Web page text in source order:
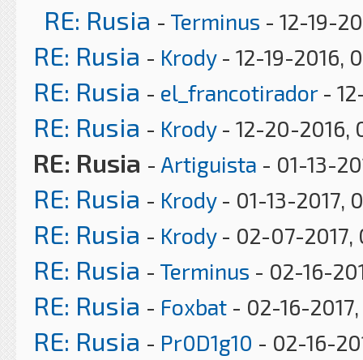
RE: Rusia - Terminus - 12-19-
RE: Rusia - Krody- 12-19-2016,
RE: Rusia - el_francotirador-
RE: Rusia - Krody- 12-20-2016,
RE: Rusia - Artiguista - 01-13-
RE: Rusia - Krody- 01-13-2017,
RE: Rusia - Krody- 02-07-2017,
RE: Rusia - Terminus - 02-16-
RE: Rusia - Foxbat - 02-16-
RE: Rusia - Pr0D1g10 - 02-16-